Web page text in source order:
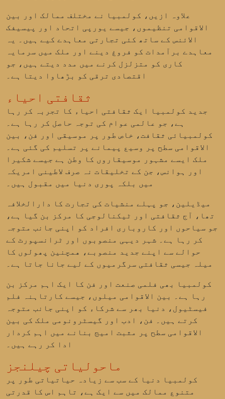
علاوہ ازیں، کولمبیا نے مختلف ممالک اور بین
الاقوامی تنظیموں، جیسے یورپی اتحاد اور پیسیفک
الائنس کے ساتھ کئی تجارتی معاہدے کیے ہیں۔ یہ
معاہدے برآمدات کو فروغ دینے اور ملک میں سرمایہ
کاری کو متزلزل کرنے میں مدد دیتے ہیں، جو
اقتصادی ترقی کو بڑھاوا دیتا ہے۔
ثقافتی احیاء
جدید کولمبیا ایک ثقافتی احیاء کا تجربہ کر رہا
ہے، جو عالمی عوام کی توجہ حاصل کر رہا ہے۔
کولمبیائی ثقافت، خاص طور پر موسیقی اور فن، بین
الاقوامی سطح پر وسیع پیمانے پر تسلیم کی گئی ہے۔
ملک ایسے مشہور موسیقاروں کا وطن ہے جیسے شکیرا
اور
ہوانس، جن کے تخلیقات نہ صرف لاطینی امریکہ
میں بلکہ پوری دنیا میں مقبول ہیں۔
میڈیلین، جو پہلے منشیات کی تجارت کا دارالخلافہ
تھا، آج ثقافتی اور ٹیکنالوجی کا مرکز بن گیا ہے،
جو سیاحوں اور کاروباری افراد کو اپنی جانب متوجہ
کر رہا ہے۔ شہر دیہی منصوبوں اور ٹرانسپورٹ کے
حوالے سے اپنے جدید منصوبے، همچنین پھولوں کا
میلہ
جیسی ثقافتی سرگرمیوں کے لیے جانا جاتا ہے۔
کولمبیا بھی فلمی صنعت اور فن کا ایک اہم مرکز بن
رہا ہے۔ بین الاقوامی میلوں، جیسے کارتاہنہ فلم
فیسٹیول ، دنیا بھر سے شرکاء کو اپنی جانب متوجہ
کرتے ہیں۔ فن، ادب اور گیسٹرونومی ملک کی بین
الاقوامی سطح پر مثبت امیج بنانے میں اہم کردار
ادا کر رہے ہیں۔
ماحولیاتی چیلنجز
کولمبیا دنیا کے سب سے زیادہ حیاتیاتی طور پر
متنوع ممالک میں سے ایک ہے، تاہم اس کا قدرتی